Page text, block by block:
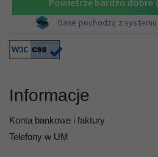
Informacje
Konta bankowe i faktury
Telefony w UM